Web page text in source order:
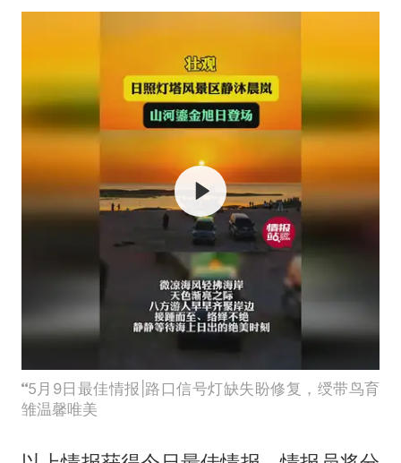
5月9日最佳情报|路口信号灯缺失盼修复，绶带鸟育
雏温馨唯美